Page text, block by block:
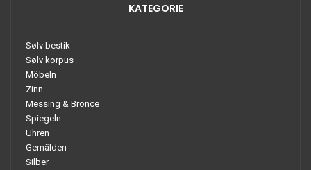
KATEGORIE
Sølv bestik
Sølv korpus
Möbeln
Zinn
Messing & Bronce
Spiegeln
Uhren
Gemälden
Silber